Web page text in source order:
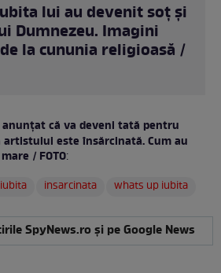
lui au devenit soț și
Dumnezeu. Imagini
la cununia religioasă /
anunțat că va deveni tată pentru
este însărcinată. Cum au
/ FOTO:
insarcinata whats up iubita
SpyNews.ro și pe Google News